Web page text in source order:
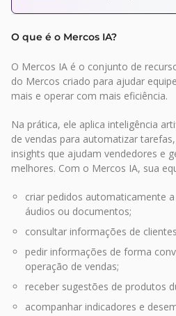
O que é o Mercos IA?
O Mercos IA é o conjunto de
do Mercos criado para ajudar
mais e operar com mais eficiência.
Na prática, ele aplica inteligência
de vendas para automatizar
insights que ajudam vendedores e
melhores. Com o Mercos IA, sua
criar pedidos automaticamente
áudios ou documentos;
consultar informações de
pedir informações de forma
operação de vendas;
receber sugestões de produtos
acompanhar indicadores e